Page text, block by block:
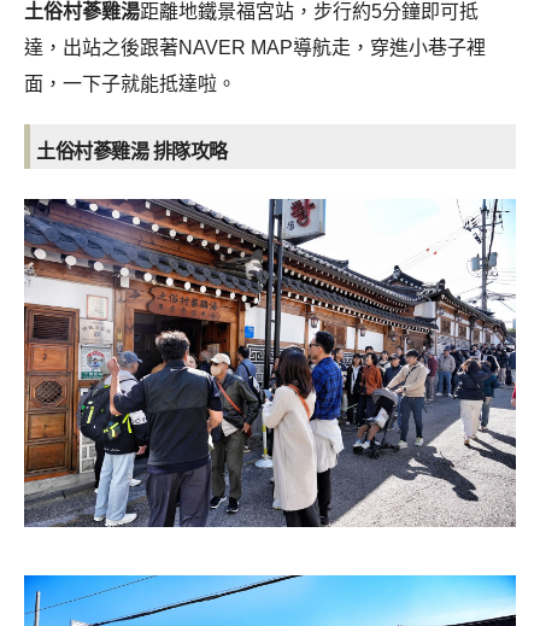
土俗村蔘雞湯距離地鐵景福宮站，步行約5分鐘即可抵
達，出站之後跟著NAVER MAP導航走，穿進小巷子裡
面，一下子就能抵達啦。
土俗村蔘雞湯 排隊攻略